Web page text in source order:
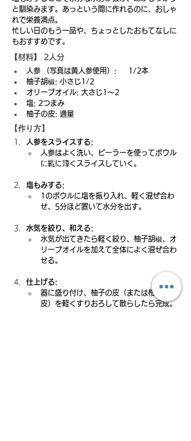
と馴染みます。あっという間に作れるのに、おしゃ
れで栄養満点。
忙しい日のもう一品や、ちょっとしたおもてなしに
もおすすめです。
【材料】 2人分
人参 （写真は黄人参使用）:     1/2本
柚子胡椒: 小さじ1/2
オリーブオイル: 大さじ1～2
塩: 2つまみ
柚子の皮: 適量
【作り方】
人参をスライスする:
人参はよく洗い、ピーラーを使ってボウル
に縦に薄くスライスしていく。
塩もみする:
1のボウルに塩を振り入れ、軽く混ぜ合わ
せ、5分ほど置いて水分を出す。
水気を絞り、和える:
水気が出てきたら軽く絞り、柚子胡椒、オ
リーブオイルを加えて全体によく混ぜ合わ
せる。
仕上げる:
器に盛り付け、柚子の皮（または柑橘類の
皮）を軽くすりおろして散らしたら完成。
【材料】 2人分